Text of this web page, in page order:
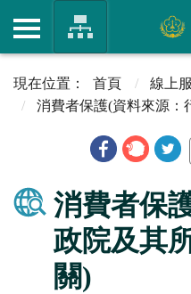
首頁
線上
消費者保護(資料來源：
消費者保
政院及其
關)